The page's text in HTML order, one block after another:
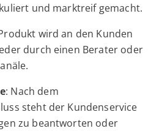
und marktreif gemacht.
wird an den Kunden
durch einen Berater oder
: Nach dem
steht der Kundenservice
zu beantworten oder